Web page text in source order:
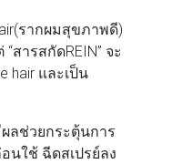
รากผมสุขภาพดี)
สารสกัดREIN” จะ
hair และเป็น
ลช่วยกระตุ้นการ
นใช้ ฉีดสเปรย์ลง